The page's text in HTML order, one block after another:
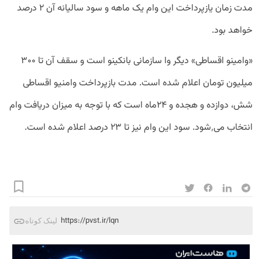
مدت زمان یازپرداخت این وام یک ماهه و سود سالیانه آن ۲ درصد
خواهد بود.
«وامینو اقساطی» دیگر وا سازمانی بانکینو است و سقف آن تا ۳۰۰
میلیون تومان اعلام شده است. مدت بازپرداخت وامنیو اقساطی
شش،‌ دوازده و هجده‌ و ۲۴ماه است که با توجه به میزان دریافت وام
انتخاب می٬شود. سود این وام نیز تا ۲۳ درصد اعلام شده است.
لینک کوتاه https://pvst.ir/lqn